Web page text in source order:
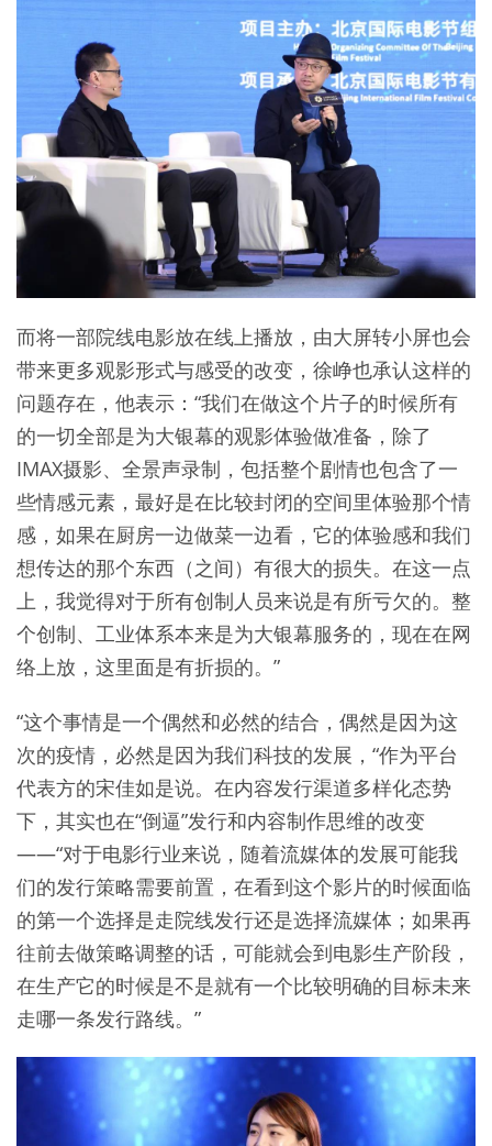
而将一部院线电影放在线上播放，由大屏转小屏也会
带来更多观影形式与感受的改变，徐峥也承认这样的
问题存在，他表示：“我们在做这个片子的时候所有
的一切全部是为大银幕的观影体验做准备，除了
IMAX摄影、全景声录制，包括整个剧情也包含了一
些情感元素，最好是在比较封闭的空间里体验那个情
感，如果在厨房一边做菜一边看，它的体验感和我们
想传达的那个东西（之间）有很大的损失。在这一点
上，我觉得对于所有创制人员来说是有所亏欠的。整
个创制、工业体系本来是为大银幕服务的，现在在网
络上放，这里面是有折损的。”
“这个事情是一个偶然和必然的结合，偶然是因为这
次的疫情，必然是因为我们科技的发展，“作为平台
代表方的宋佳如是说。在内容发行渠道多样化态势
下，其实也在“倒逼”发行和内容制作思维的改变
——“对于电影行业来说，随着流媒体的发展可能我
们的发行策略需要前置，在看到这个影片的时候面临
的第一个选择是走院线发行还是选择流媒体；如果再
往前去做策略调整的话，可能就会到电影生产阶段，
在生产它的时候是不是就有一个比较明确的目标未来
走哪一条发行路线。”